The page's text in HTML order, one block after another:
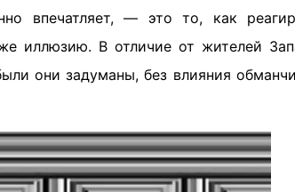
впечатляет, — это то, как
иллюзию. В отличие от жителей
они задуманы, без влияния